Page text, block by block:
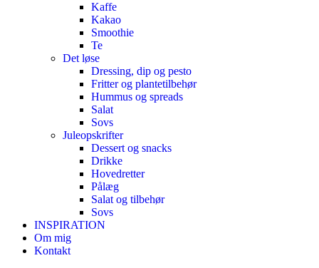
Kaffe
Kakao
Smoothie
Te
Det løse
Dressing, dip og pesto
Fritter og plantetilbehør
Hummus og spreads
Salat
Sovs
Juleopskrifter
Dessert og snacks
Drikke
Hovedretter
Pålæg
Salat og tilbehør
Sovs
INSPIRATION
Om mig
Kontakt